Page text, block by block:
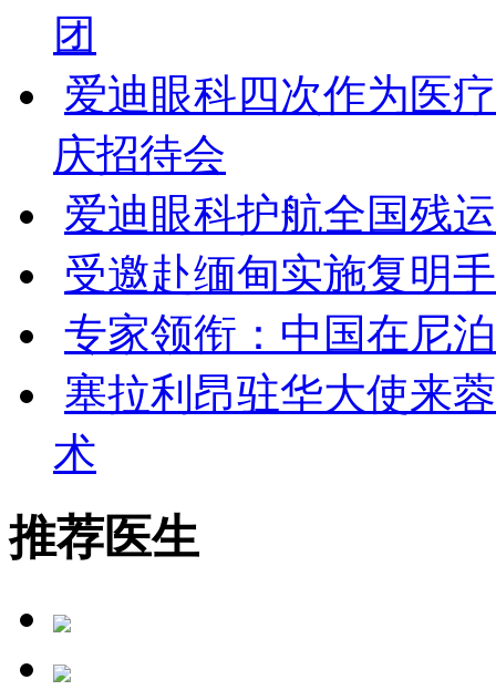
团
爱迪眼科四次作为医
庆招待会
爱迪眼科护航全国残
受邀赴缅甸实施复明
专家领衔：中国在尼
塞拉利昂驻华大使来
术
推荐医生